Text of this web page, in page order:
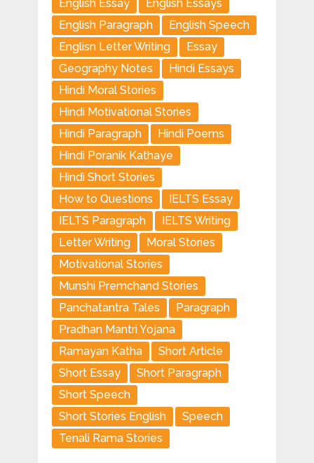
English Essay
English Essays
English Paragraph
English Speech
Englisn Letter Writing
Essay
Geography Notes
Hindi Essays
Hindi Moral Stories
Hindi Motivational Stories
Hindi Paragraph
Hindi Poems
Hindi Poranik Kathaye
Hindi Short Stories
How to Questions
IELTS Essay
IELTS Paragraph
IELTS Writing
Letter Writing
Moral Stories
Motivational Stories
Munshi Premchand Stories
Panchatantra Tales
Paragraph
Pradhan Mantri Yojana
Ramayan Katha
Short Article
Short Essay
Short Paragraph
Short Speech
Short Stories English
Speech
Tenali Rama Stories